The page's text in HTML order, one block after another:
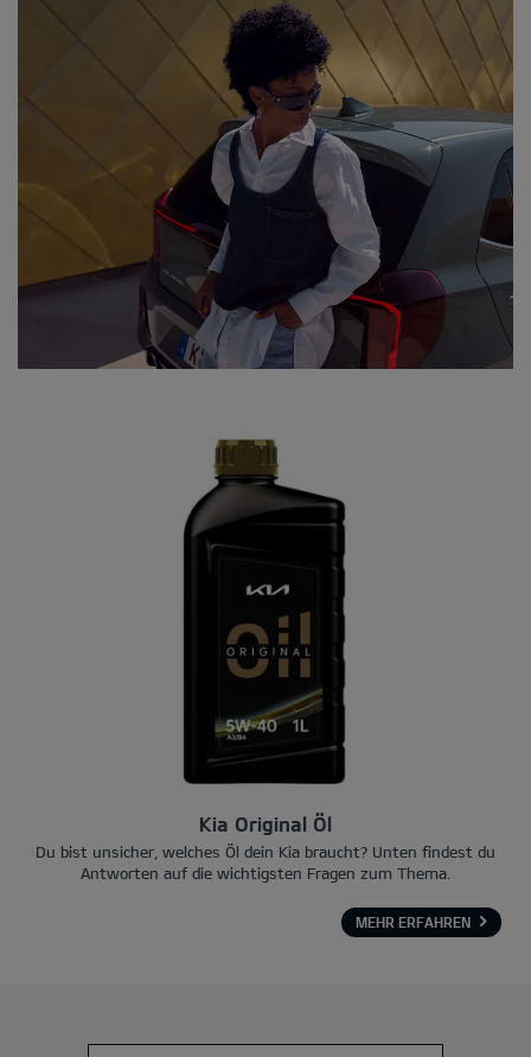
Kia Original Öl
Du bist unsicher, welches Öl dein Kia braucht? Unten findest du
Antworten auf die wichtigsten Fragen zum Thema.
MEHR ERFAHREN